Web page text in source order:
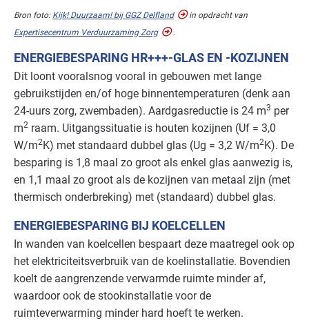
Bron foto: Kijk! Duurzaam! bij GGZDelfland
in opdracht van
Expertisecentrum Verduurzaming Zorg
.
ENERGIEBESPARING HR+++-GLAS EN -KOZIJNEN
Dit loont vooralsnog vooral in gebouwen met lange
gebruikstijden en/of hoge binnentemperaturen (denk aan
24-uurs zorg, zwembaden). Aardgasreductie is 24 m3 per
m2 raam. Uitgangssituatie is houten kozijnen (Uf = 3,0
W/m2K) met standaard dubbel glas (Ug = 3,2 W/m2K). De
besparing is 1,8 maal zo groot als enkel glas aanwezig is,
en 1,1 maal zo groot als de kozijnen van metaal zijn (met
thermisch onderbreking) met (standaard) dubbel glas.
ENERGIEBESPARING BIJ KOELCELLEN
In wanden van koelcellen bespaart deze maatregel ook op
het elektriciteitsverbruik van de koelinstallatie. Bovendien
koelt de aangrenzende verwarmde ruimte minder af,
waardoor ook de stookinstallatie voor de
ruimteverwarming minder hard hoeft te werken.